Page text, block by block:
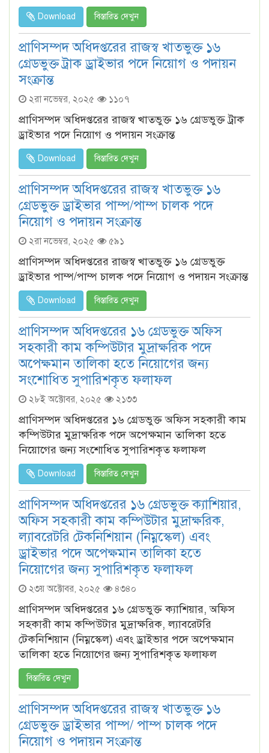
Download বিস্তারিত দেখুন
প্রাণিসম্পদ অধিদপ্তরের রাজস্ব খাতভুক্ত ১৬
গ্রেডভুক্ত ট্রাক ড্রাইভার পদে নিয়োগ ও পদায়ন
সংক্রান্ত
২রা নভেম্বর, ২০২৫ ১১০৭
প্রাণিসম্পদ অধিদপ্তরের রাজস্ব খাতভুক্ত ১৬ গ্রেডভুক্ত ট্রাক
ড্রাইভার পদে নিয়োগ ও পদায়ন সংক্রান্ত
Download বিস্তারিত দেখুন
প্রাণিসম্পদ অধিদপ্তরের রাজস্ব খাতভুক্ত ১৬
গ্রেডভুক্ত ড্রাইভার পাম্প/পাম্প চালক পদে
নিয়োগ ও পদায়ন সংক্রান্ত
২রা নভেম্বর, ২০২৫ ৫৯১
প্রাণিসম্পদ অধিদপ্তরের রাজস্ব খাতভুক্ত ১৬ গ্রেডভুক্ত
ড্রাইভার পাম্প/পাম্প চালক পদে নিয়োগ ও পদায়ন সংক্রান্ত
Download বিস্তারিত দেখুন
প্রাণিসম্পদ অধিদপ্তরের ১৬ গ্রেডভুক্ত অফিস
সহকারী কাম কম্পিউটার মুদ্রাক্ষরিক পদে
অপেক্ষমান তালিকা হতে নিয়োগের জন্য
সংশােধিত সুপারিশকৃত ফলাফল
২৮ই অক্টোবর, ২০২৫ ২১৩৩
প্রাণিসম্পদ অধিদপ্তরের ১৬ গ্রেডভুক্ত অফিস সহকারী কাম
কম্পিউটার মুদ্রাক্ষরিক পদে অপেক্ষমান তালিকা হতে
নিয়োগের জন্য সংশােধিত সুপারিশকৃত ফলাফল
Download বিস্তারিত দেখুন
প্রাণিসম্পদ অধিদপ্তরের ১৬ গ্রেডভুক্ত ক্যাশিয়ার,
অফিস সহকারী কাম কম্পিউটার মুদ্রাক্ষরিক,
ল্যাবরেটরি টেকনিশিয়ান (নিম্নস্কেল) এবং
ড্রাইভার পদে অপেক্ষমান তালিকা হতে
নিয়োগের জন্য সুপারিশকৃত ফলাফল
২৩য় অক্টোবর, ২০২৫ ৪৩৪০
প্রাণিসম্পদ অধিদপ্তরের ১৬ গ্রেডভুক্ত ক্যাশিয়ার, অফিস
সহকারী কাম কম্পিউটার মুদ্রাক্ষরিক, ল্যাবরেটরি
টেকনিশিয়ান (নিম্নস্কেল) এবং ড্রাইভার পদে অপেক্ষমান
তালিকা হতে নিয়োগের জন্য সুপারিশকৃত ফলাফল
বিস্তারিত দেখুন
প্রাণিসম্পদ অধিদপ্তরের রাজস্ব খাতভুক্ত ১৬
গ্রেডভুক্ত ড্রাইভার পাম্প/ পাম্প চালক পদে
নিয়োগ ও পদায়ন সংক্রান্ত